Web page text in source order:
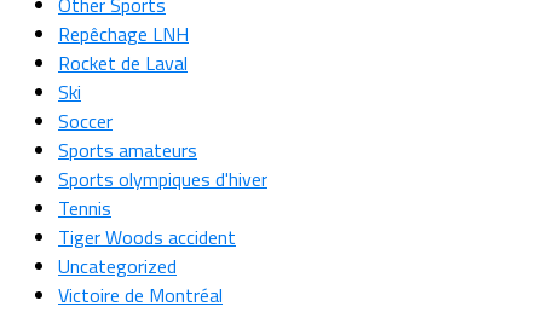
Repêchage LNH
Rocket de Laval
Ski
Soccer
Sports amateurs
Sports olympiques d'hiver
Tennis
Tiger Woods accident
Uncategorized
Victoire de Montréal